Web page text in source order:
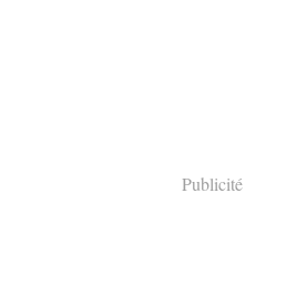
Publicité